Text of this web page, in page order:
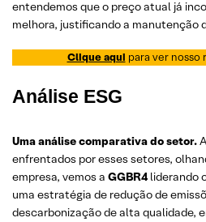
entendemos que o preço atual já
melhora, justificando a manutenção
Clique aqui para ver
Análise ESG
Uma análise comparativa do setor.
enfrentados por esses setores,
empresa, vemos a GGBR4 liderando
uma estratégia de redução de
descarbonização de alta qualidade,